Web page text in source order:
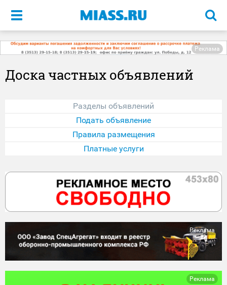
Меню
Реклама
Доска частных объявлений
Разделы объявлений
Подать объявление
Правила размещения
Платные услуги
Реклама
Реклама